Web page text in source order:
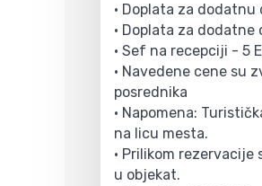
• Doplata za
• Doplata za dodatne
• Sef na recepciji - 5
• Navedene cene su
posrednika
• Napomena:
na licu mesta.
• Prilikom rezervacije
u objekat.